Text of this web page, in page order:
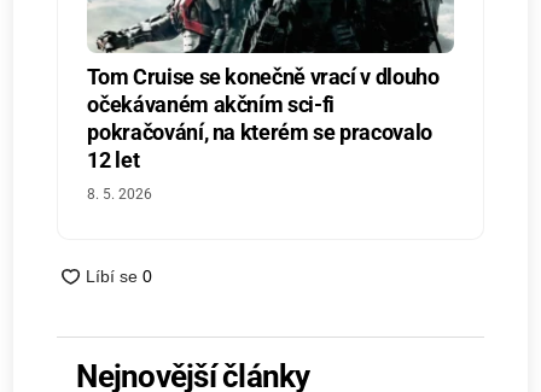
Tom Cruise se konečně vrací v dlouho
očekávaném akčním sci-fi
pokračování, na kterém se pracovalo
12 let
8. 5. 2026
Nejnovější články